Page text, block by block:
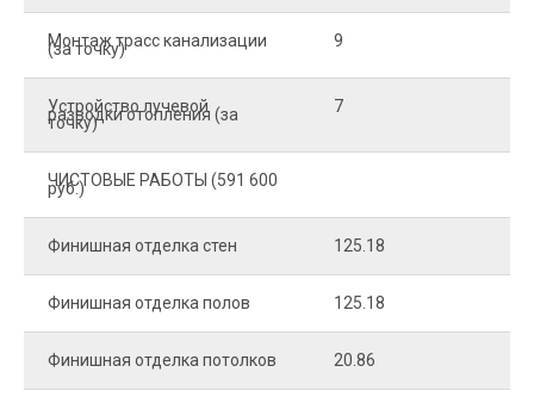
Монтаж трасс канализации
(за точку) 9
Устройство лучевой
разводки отопления (за
точку)
7
ЧИСТОВЫЕ РАБОТЫ (591 600
руб.)
Финишная отделка стен 125.18
Финишная отделка полов 125.18
Финишная отделка потолков 20.86